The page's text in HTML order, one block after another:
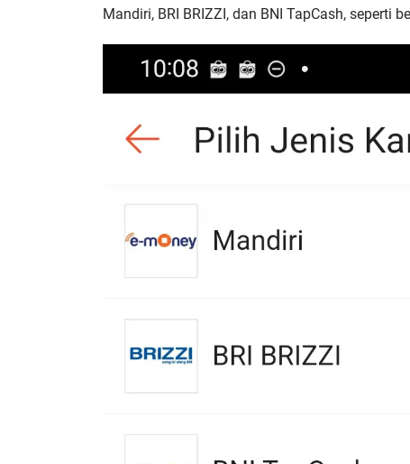
Mandiri, BRI BRIZZI, dan BNI TapCash, seperti